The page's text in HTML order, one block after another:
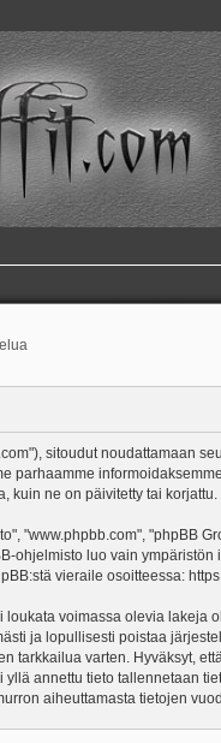
sitoudut noudattamaan
parhaamme
kuin ne on päivitetty tai korjattu.
"www.phpbb.com", "phpBB
ohjelmisto luo vain
vieraile osoitteessa:
voimassa olevia lakeja
ja lopullisesti poistaa
varten. Hyväksyt,
annettu tieto tallennetaan
aiheuttamasta tietojen